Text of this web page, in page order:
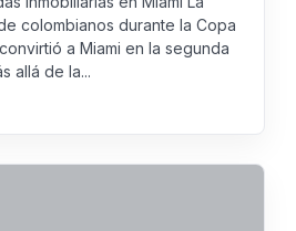
colombianos durante la Copa
a Miami en la segunda
allá de la...